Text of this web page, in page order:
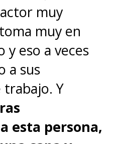
muy
muy en
y eso a veces
a sus
Y
esta persona,